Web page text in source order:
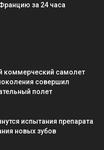
за 24 часа
коммерческий самолет
совершил
полет
испытания препарата
новых зубов